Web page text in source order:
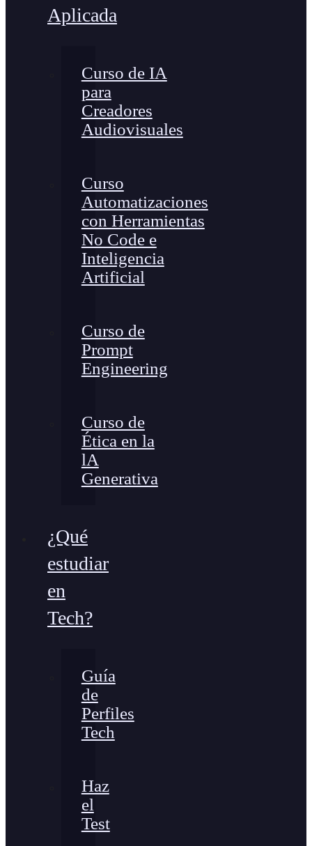
Aplicada
Curso de IA
para
Creadores
Audiovisuales
Curso
Automatizaciones
con Herramientas
No Code e
Inteligencia
Artificial
Curso de
Prompt
Engineering
Curso de
Ética en la
lA
Generativa
¿Qué
estudiar
en
Tech?
Guía
de
Perfiles
Tech
Haz
el
Test